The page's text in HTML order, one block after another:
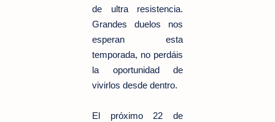
de ultra resistencia.
Grandes duelos nos
esperan esta
temporada, no perdáis
la oportunidad de
vivirlos desde dentro.
El próximo 22 de